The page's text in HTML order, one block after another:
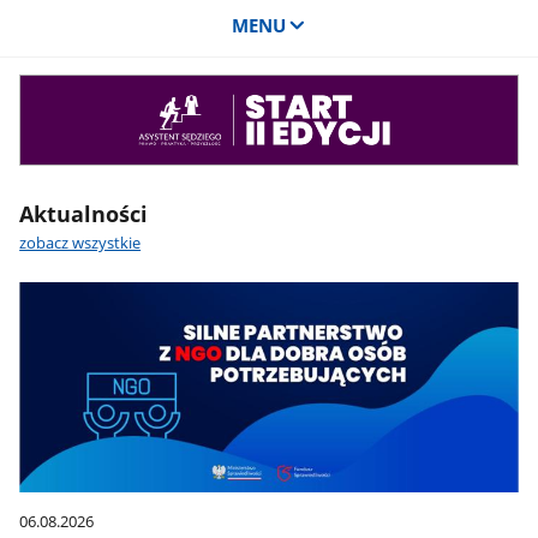
MENU
Aktualności
zobacz wszystkie
06.08.2026